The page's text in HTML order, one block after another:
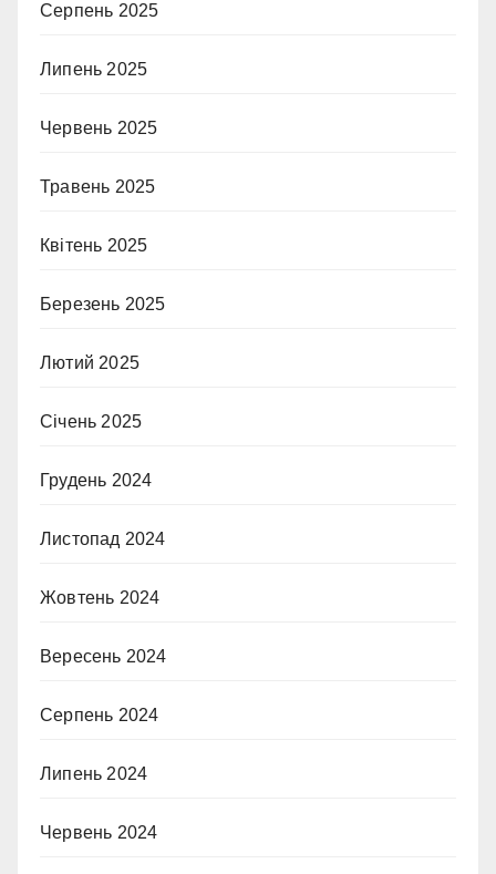
Серпень 2025
Липень 2025
Червень 2025
Травень 2025
Квітень 2025
Березень 2025
Лютий 2025
Січень 2025
Грудень 2024
Листопад 2024
Жовтень 2024
Вересень 2024
Серпень 2024
Липень 2024
Червень 2024